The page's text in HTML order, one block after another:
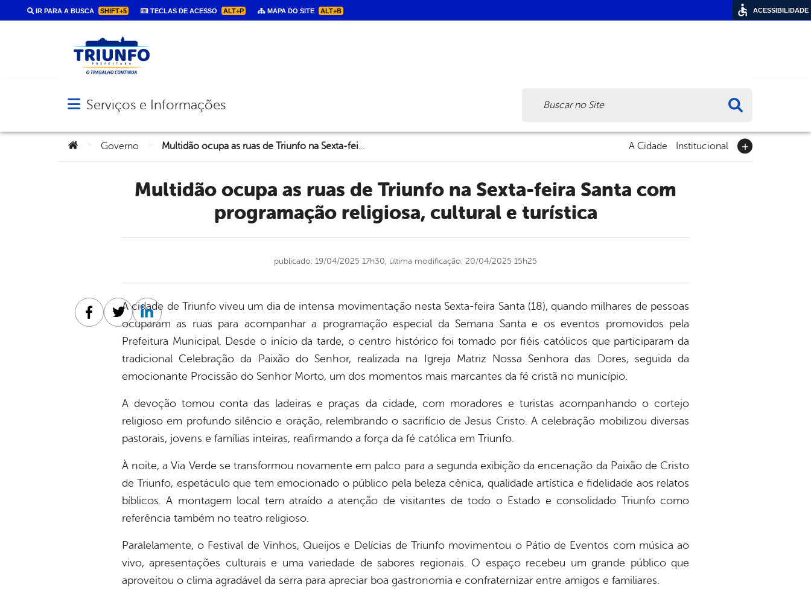
IR PARA A BUSCA SHIFT+5 TECLAS DE ACESSO ALT+P MAPA DO SITE ALT+B
Abrir menu principal de navegação
Serviços e Informações
Você está aqui:
Governo Multidão ocupa as ruas de Triunfo na Sexta-feira Santa com programação religiosa, cultural e turística A Cidade Institucional
Multidão ocupa as ruas de Triunfo na Sexta-feira Santa com
programação religiosa, cultural e turística
publicado: 19/04/2025 17h30, última modificação: 20/04/2025 15h25
A cidade de Triunfo viveu um dia de intensa movimentação nesta Sexta-feira Santa (18), quando milhares de pessoas
ocuparam as ruas para acompanhar a programação especial da Semana Santa e os eventos promovidos pela
Prefeitura Municipal. Desde o início da tarde, o centro histórico foi tomado por fiéis católicos que participaram da
tradicional Celebração da Paixão do Senhor, realizada na Igreja Matriz Nossa Senhora das Dores, seguida da
emocionante Procissão do Senhor Morto, um dos momentos mais marcantes da fé cristã no município.
A devoção tomou conta das ladeiras e praças da cidade, com moradores e turistas acompanhando o cortejo
religioso em profundo silêncio e oração, relembrando o sacrifício de Jesus Cristo. A celebração mobilizou diversas
pastorais, jovens e famílias inteiras, reafirmando a força da fé católica em Triunfo.
À noite, a Via Verde se transformou novamente em palco para a segunda exibição da encenação da Paixão de Cristo
de Triunfo, espetáculo que tem emocionado o público pela beleza cênica, qualidade artística e fidelidade aos relatos
bíblicos. A montagem local tem atraído a atenção de visitantes de todo o Estado e consolidado Triunfo como
referência também no teatro religioso.
Paralelamente, o Festival de Vinhos, Queijos e Delícias de Triunfo movimentou o Pátio de Eventos com música ao
vivo, apresentações culturais e uma variedade de sabores regionais. O espaço recebeu um grande público que
aproveitou o clima agradável da serra para apreciar boa gastronomia e confraternizar entre amigos e familiares.
Facebook
TwitterLinkedin
ACESSIBILIDADE